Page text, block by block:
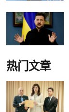
热门文章